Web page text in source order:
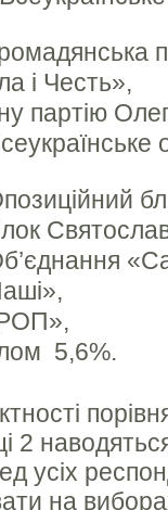
і Честь»,
партію
5,6%.
2
усіх
на